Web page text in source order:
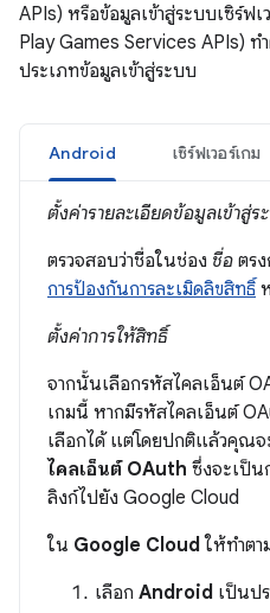
APIs) หรือข้อมูลเข้าสู่ระบบเซิร์ฟเ
Play Games Services APIs) ท
ประเภทข้อมูลเข้าสู่ระบบ
Android เซิร์ฟเวอร์เกม
ตั้งค่ารายละเอียดข้อมูลเข้าสู่ร
ตรวจสอบว่าชื่อในช่อง ชื่อ ตร
การป้องกันการละเมิดลิขสิทธิ์
ตั้งค่าการให้สิทธิ์
จากนั้นเลือกรหัสไคลเอ็นต์
เกมนี้ หากมีรหัสไคลเอ็นต์
เลือกได้ แต่โดยปกติแล้วคุณจ
ไคลเอ็นต์ OAuth ซึ่งจะเป็น
ลิงก์ไปยัง Google Cloud
ใน Google Cloud ให้ทำต
เลือก Android เป็นป